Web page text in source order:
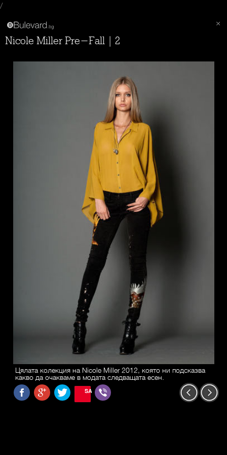
/
Nicole Miller Pre-Fall | 2
Цялата колекция на Nicole Miller 2012, която ни подсказва
какво да очакваме в модата следващата есен.
SAVE